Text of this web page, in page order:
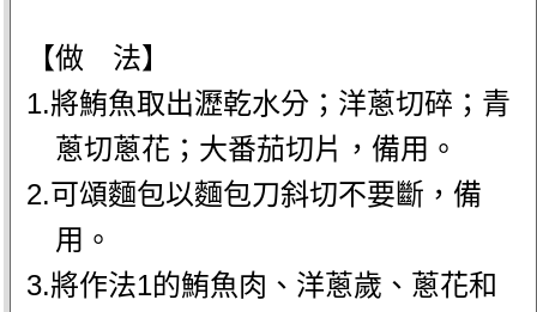
【做 法】
1.將鮪魚取出瀝乾水分；洋蔥切碎；青
蔥切蔥花；大番茄切片，備用。
2.可頌麵包以麵包刀斜切不要斷，備
用。
3.將作法1的鮪魚肉、洋蔥歲、蔥花和